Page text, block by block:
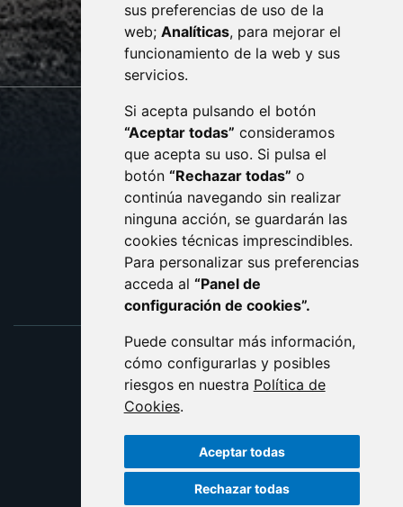
sus preferencias de uso de la
web; Analíticas, para mejorar el
funcionamiento de la web y sus
servicios.
Si acepta pulsando el botón
“Aceptar todas” consideramos
que acepta su uso. Si pulsa el
botón “Rechazar todas” o
continúa navegando sin realizar
ninguna acción, se guardarán las
cookies técnicas imprescindibles.
Para personalizar sus preferencias
acceda al “Panel de
configuración de cookies”.
Puede consultar más información,
cómo configurarlas y posibles
riesgos en nuestra Política de
Cookies.
Aceptar todas
Rechazar todas
sac@monzon.es
monzon.es
CONTACTO
AVISO LEGAL
PROTECCIÓN DE DATOS
POLÍTICA DE COOKIES
ACCESIBILIDAD
ENLACE EXTERNO AL